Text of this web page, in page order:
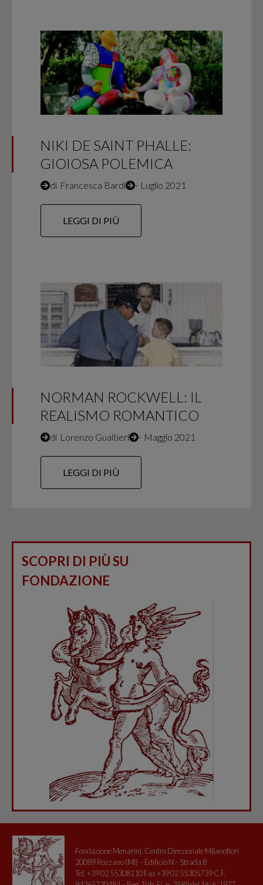
NIKI DE SAINT PHALLE:
GIOIOSA POLEMICA
di Francesca Bardi ∙ Luglio 2021
LEGGI DI PIÙ
NORMAN ROCKWELL: IL
REALISMO ROMANTICO
di Lorenzo Gualtieri ∙ Maggio 2021
LEGGI DI PIÙ
SCOPRI DI PIÙ SU
FONDAZIONE
Fondazione Menarini, Centro Direzionale Milanofiori
20089 Rozzano (MI) – Edificio N – Strada 8
Tel. +39 02 55308110 Fax +39 02 55305739 C.F.